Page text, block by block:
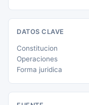
DATOS CLAVE
Constitucion
Operaciones
Forma juridica